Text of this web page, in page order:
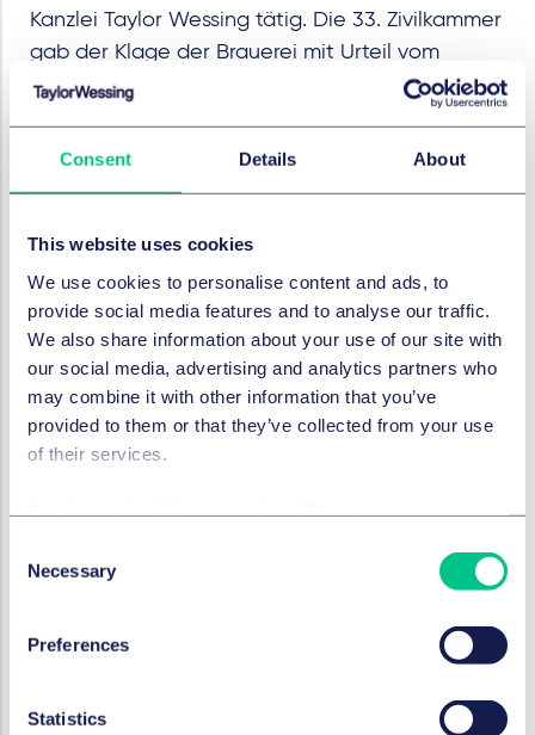
Consent Details About
This website uses cookies
We use cookies to personalise content and ads, to
provide social media features and to analyse our traffic.
We also share information about your use of our site with
our social media, advertising and analytics partners who
may combine it with other information that you’ve
provided to them or that they’ve collected from your use
of their services.
Selection
Necessary
Preferences
Statistics
Kanzlei Taylor Wessing tätig. Die 33. Zivilkammer
gab der Klage der Brauerei mit Urteil vom
heutigen Tage (Az. 33 O 14496/24) statt und
Unterlassung wegen Verletzung ihrer
Gestaltung des Produkts „Mio Mio Cola + Orange“, das
nach Paulaners Ansicht eine Verwechslungsgefahr mit
ihrer geschützten Farbmarke darstellt. Die bekannte
Farbkombination ist seit Jahrzehnten mit „Paulaner
Spezi“ verbunden und beim Amt der Europäischen
Union für geistiges Eigentum (EUIPO) als Farbmarke
registriert.
Umfeld des Marketingchefs. Zudem handle es sich um
eine übliche Farbzusammenstellung.
Das Landgericht München I folgte dieser
Urteil ist noch nicht rechtskräftig.